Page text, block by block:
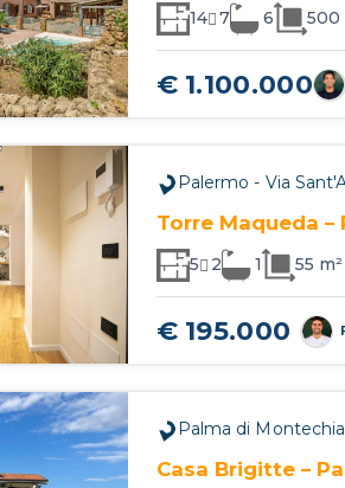
14 7 6 500
€ 1.100.000
Palermo - Via
Torre Maqueda –
5 2 1 55 m²
€ 195.000
Palma di
Casa Brigitte –